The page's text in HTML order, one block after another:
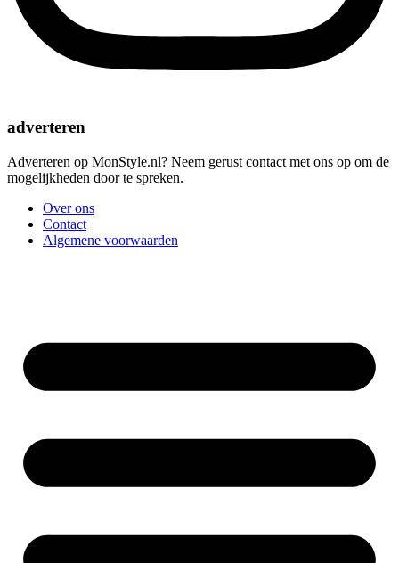
adverteren
Adverteren op MonStyle.nl? Neem gerust contact met ons op om de
mogelijkheden door te spreken.
Over ons
Contact
Algemene voorwaarden